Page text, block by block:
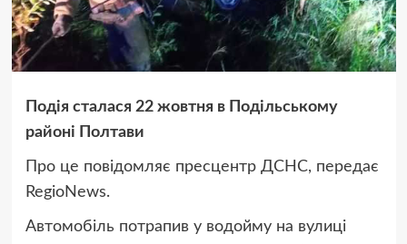
Подія сталася 22 жовтня в Подільському
районі Полтави
Про це повідомляє пресцентр ДСНС, передає
RegioNews.
Автомобіль потрапив у водойму на вулиці